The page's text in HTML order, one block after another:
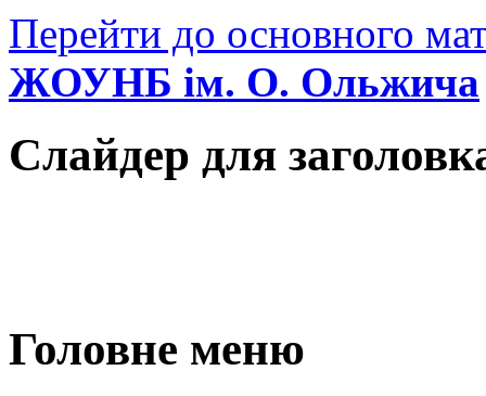
Перейти до основного
ЖОУНБ ім. О. Ольжича
Слайдер для
Головне меню